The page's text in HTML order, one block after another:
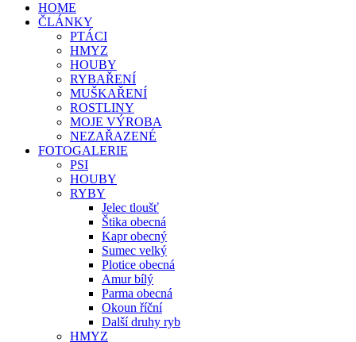
HOME
ČLÁNKY
PTÁCI
HMYZ
HOUBY
RYBAŘENÍ
MUŠKAŘENÍ
ROSTLINY
MOJE VÝROBA
NEZAŘAZENÉ
FOTOGALERIE
PSI
HOUBY
RYBY
Jelec tloušť
Štika obecná
Kapr obecný
Sumec velký
Plotice obecná
Amur bílý
Parma obecná
Okoun říční
Další druhy ryb
HMYZ